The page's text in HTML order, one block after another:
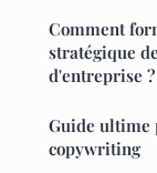
Comment
stratégique
d'entreprise ?
Guide ultime
copywriting